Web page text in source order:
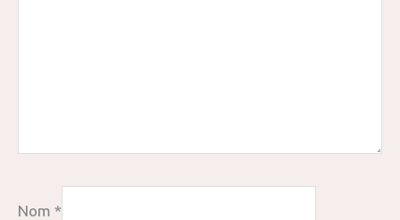
Nom *